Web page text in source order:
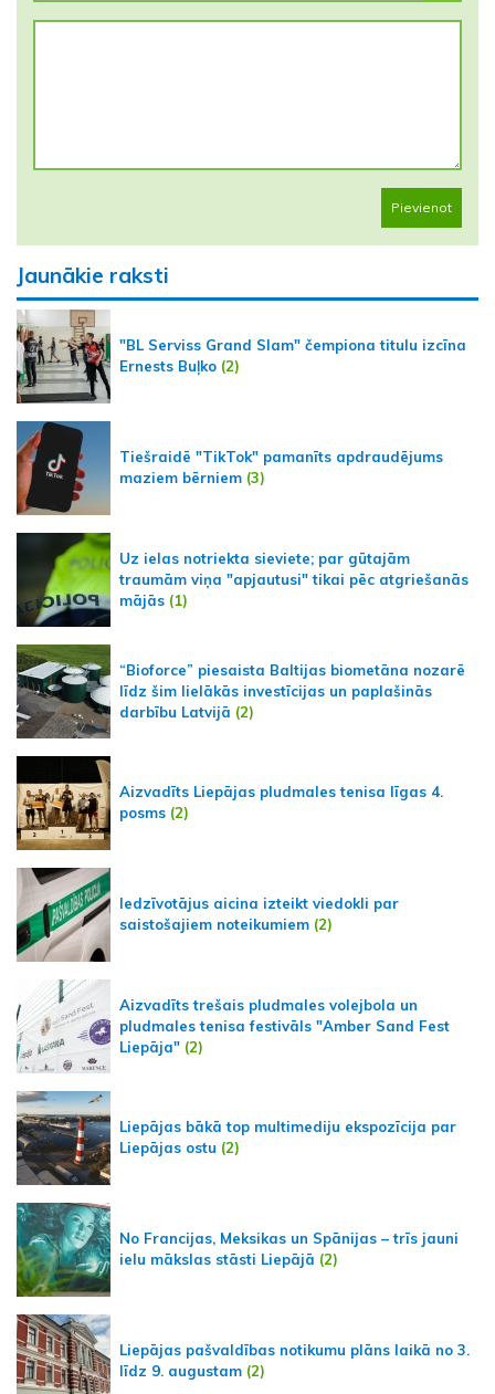
Pievienot
Jaunākie raksti
"BL Serviss Grand Slam" čempiona titulu izcīna
Ernests Buļko (2)
Tiešraidē "TikTok" pamanīts apdraudējums
maziem bērniem (3)
Uz ielas notriekta sieviete; par gūtajām
traumām viņa "apjautusi" tikai pēc atgriešanās
mājās (1)
“Bioforce” piesaista Baltijas biometāna nozarē
līdz šim lielākās investīcijas un paplašinās
darbību Latvijā (2)
Aizvadīts Liepājas pludmales tenisa līgas 4.
posms (2)
Iedzīvotājus aicina izteikt viedokli par
saistošajiem noteikumiem (2)
Aizvadīts trešais pludmales volejbola un
pludmales tenisa festivāls "Amber Sand Fest
Liepāja" (2)
Liepājas bākā top multimediju ekspozīcija par
Liepājas ostu (2)
No Francijas, Meksikas un Spānijas – trīs jauni
ielu mākslas stāsti Liepājā (2)
Liepājas pašvaldības notikumu plāns laikā no 3.
līdz 9. augustam (2)